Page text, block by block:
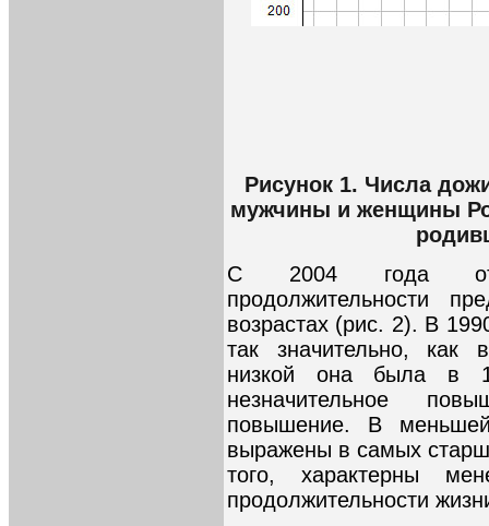
Рисунок 1. Числа
мужчины и женщины
С 2004 года
продолжительности
возрастах (рис. 2). В
так значительно, как
низкой она была в
незначительное
повышение. В
выражены в самых
того, характерны
продолжительности